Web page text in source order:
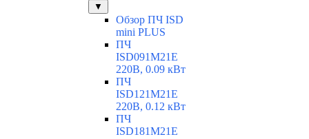
▼
Обзор ПЧ ISD
mini PLUS
ПЧ
ISD091M21E
220В, 0.09 кВт
ПЧ
ISD121M21E
220В, 0.12 кВт
ПЧ
ISD181M21E